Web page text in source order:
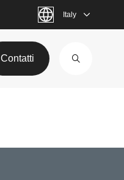
Italy
Contatti